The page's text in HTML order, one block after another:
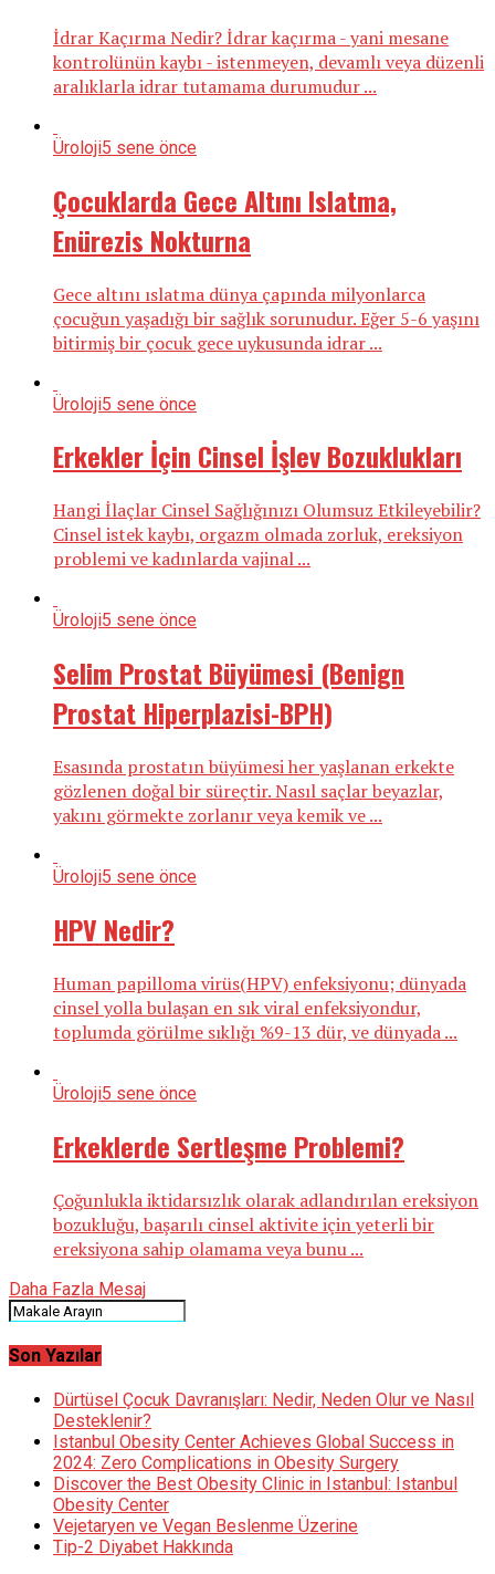
İdrar Kaçırma Nedir? İdrar kaçırma - yani mesane
kontrolünün kaybı - istenmeyen, devamlı veya düzenli
aralıklarla idrar tutamama durumudur ...
Üroloji5 sene önce
Çocuklarda Gece Altını Islatma,
Enürezis Nokturna
Gece altını ıslatma dünya çapında milyonlarca
çocuğun yaşadığı bir sağlık sorunudur. Eğer 5-6 yaşını
bitirmiş bir çocuk gece uykusunda idrar ...
Üroloji5 sene önce
Erkekler İçin Cinsel İşlev Bozuklukları
Hangi İlaçlar Cinsel Sağlığınızı Olumsuz Etkileyebilir?
Cinsel istek kaybı, orgazm olmada zorluk, ereksiyon
problemi ve kadınlarda vajinal ...
Üroloji5 sene önce
Selim Prostat Büyümesi (Benign
Prostat Hiperplazisi-BPH)
Esasında prostatın büyümesi her yaşlanan erkekte
gözlenen doğal bir süreçtir. Nasıl saçlar beyazlar,
yakını görmekte zorlanır veya kemik ve ...
Üroloji5 sene önce
HPV Nedir?
Human papilloma virüs(HPV) enfeksiyonu; dünyada
cinsel yolla bulaşan en sık viral enfeksiyondur,
toplumda görülme sıklığı %9-13 dür, ve dünyada ...
Üroloji5 sene önce
Erkeklerde Sertleşme Problemi?
Çoğunlukla iktidarsızlık olarak adlandırılan ereksiyon
bozukluğu, başarılı cinsel aktivite için yeterli bir
ereksiyona sahip olamama veya bunu ...
Daha Fazla Mesaj
Son Yazılar
Dürtüsel Çocuk Davranışları: Nedir, Neden Olur ve Nasıl
Desteklenir?
Istanbul Obesity Center Achieves Global Success in
2024: Zero Complications in Obesity Surgery
Discover the Best Obesity Clinic in Istanbul: Istanbul
Obesity Center
Vejetaryen ve Vegan Beslenme Üzerine
Tip-2 Diyabet Hakkında